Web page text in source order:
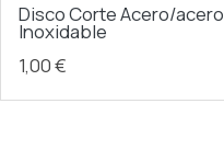
Disco Corte Acero/acero
Inoxidable
1,00 €